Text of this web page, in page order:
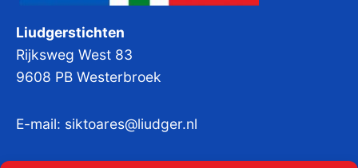
Liudgerstichten
Rijksweg West 83
9608 PB Westerbroek
E-mail: siktoares@liudger.nl